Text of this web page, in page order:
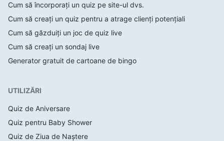
Cum să încorporați un quiz pe site-ul dvs.
Cum să creați un quiz pentru a atrage clienți potențiali
Cum să găzduiți un joc de quiz live
Cum să creați un sondaj live
Generator gratuit de cartoane de bingo
UTILIZĂRI
Quiz de Aniversare
Quiz pentru Baby Shower
Quiz de Ziua de Naștere